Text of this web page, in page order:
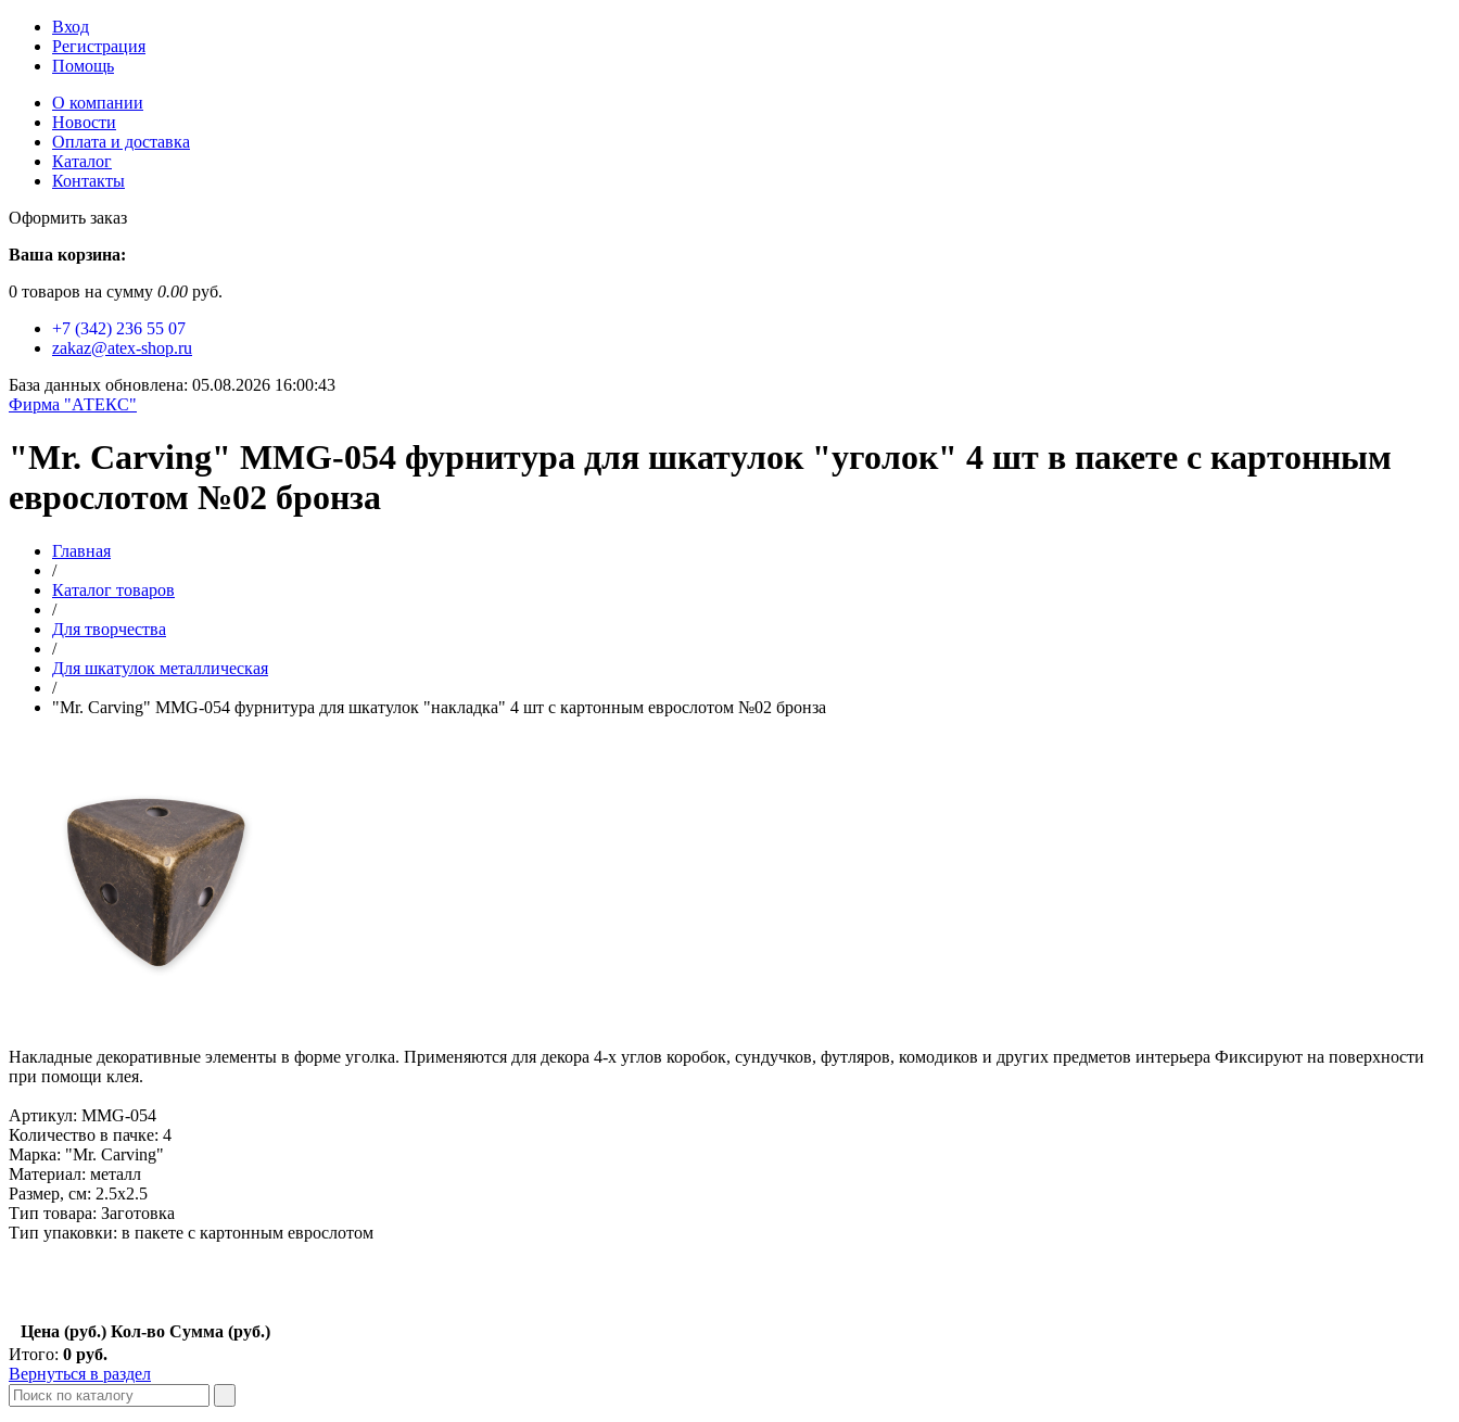
Вход
Регистрация
Помощь
О компании
Новости
Оплата и доставка
Каталог
Контакты
Оформить заказ
Ваша корзина:
0 товаров на сумму 0.00 руб.
+7 (342) 236 55 07
zakaz@atex-shop.ru
База данных обновлена: 05.08.2026 16:00:43
Фирма "АТЕКС"
"Mr. Carving" MMG-054 фурнитура для шкатулок "уголок" 4 шт в пакете с картонным
еврослотом №02 бронза
Главная
/
Каталог товаров
/
Для творчества
/
Для шкатулок металлическая
/
"Mr. Carving" MMG-054 фурнитура для шкатулок "накладка" 4 шт с картонным еврослотом №02 бронза
Накладные декоративные элементы в форме уголка. Применяются для декора 4-х углов коробок, сундучков, футляров, комодиков и других предметов интерьера Фиксируют на поверхности
при помощи клея.
Артикул: MMG-054
Количество в пачке: 4
Марка: "Mr. Carving"
Материал: металл
Размер, см: 2.5х2.5
Тип товара: Заготовка
Тип упаковки: в пакете с картонным еврослотом
Цена (руб.) Кол-во Сумма (руб.)
Итого: 0 руб.
Вернуться в раздел